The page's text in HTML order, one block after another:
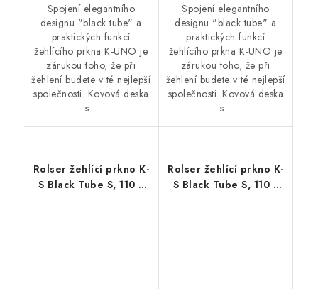
Spojení elegantního
designu "black tube" a
praktických funkcí
žehlícího prkna K-UNO je
zárukou toho, že při
žehlení budete v té nejlepší
společnosti. Kovová deska
s...
Spojení elegantního
designu "black tube" a
praktických funkcí
žehlícího prkna K-UNO je
zárukou toho, že při
žehlení budete v té nejlepší
společnosti. Kovová deska
s...
Rolser žehlící prkno K-
S Black Tube S, 110 x
Rolser žehlící prkno K-
S Black Tube S, 110 x